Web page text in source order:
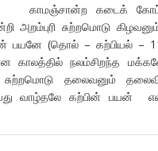
கடைக் கோட்
அறம்புரி சுற்றமொடு கிழவனும்
பயனே (தொல் –
காலத்தில் நலம்சிறந்த
சுற்றமொடு தலைவனும்
வாழ்தலே கற்பின் பயன்